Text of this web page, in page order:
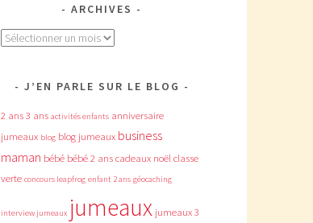
ARCHIVES
Archives
J’EN PARLE SUR LE BLOG
2 ans3 ans activités enfants anniversaire
jumeaux blog blog jumeaux business
maman bébé bébé 2 anscadeaux noëlclasse
verte concours leapfrog enfant 2 ans géocaching
interview jumeaux jumeaux jumeaux 3